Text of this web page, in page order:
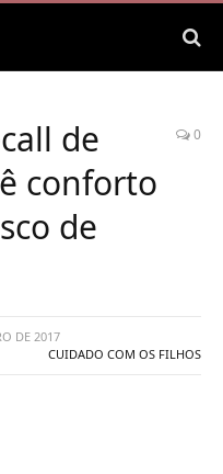
de
conforto
de
0
DE 2017
CUIDADO COM OS FILHOS